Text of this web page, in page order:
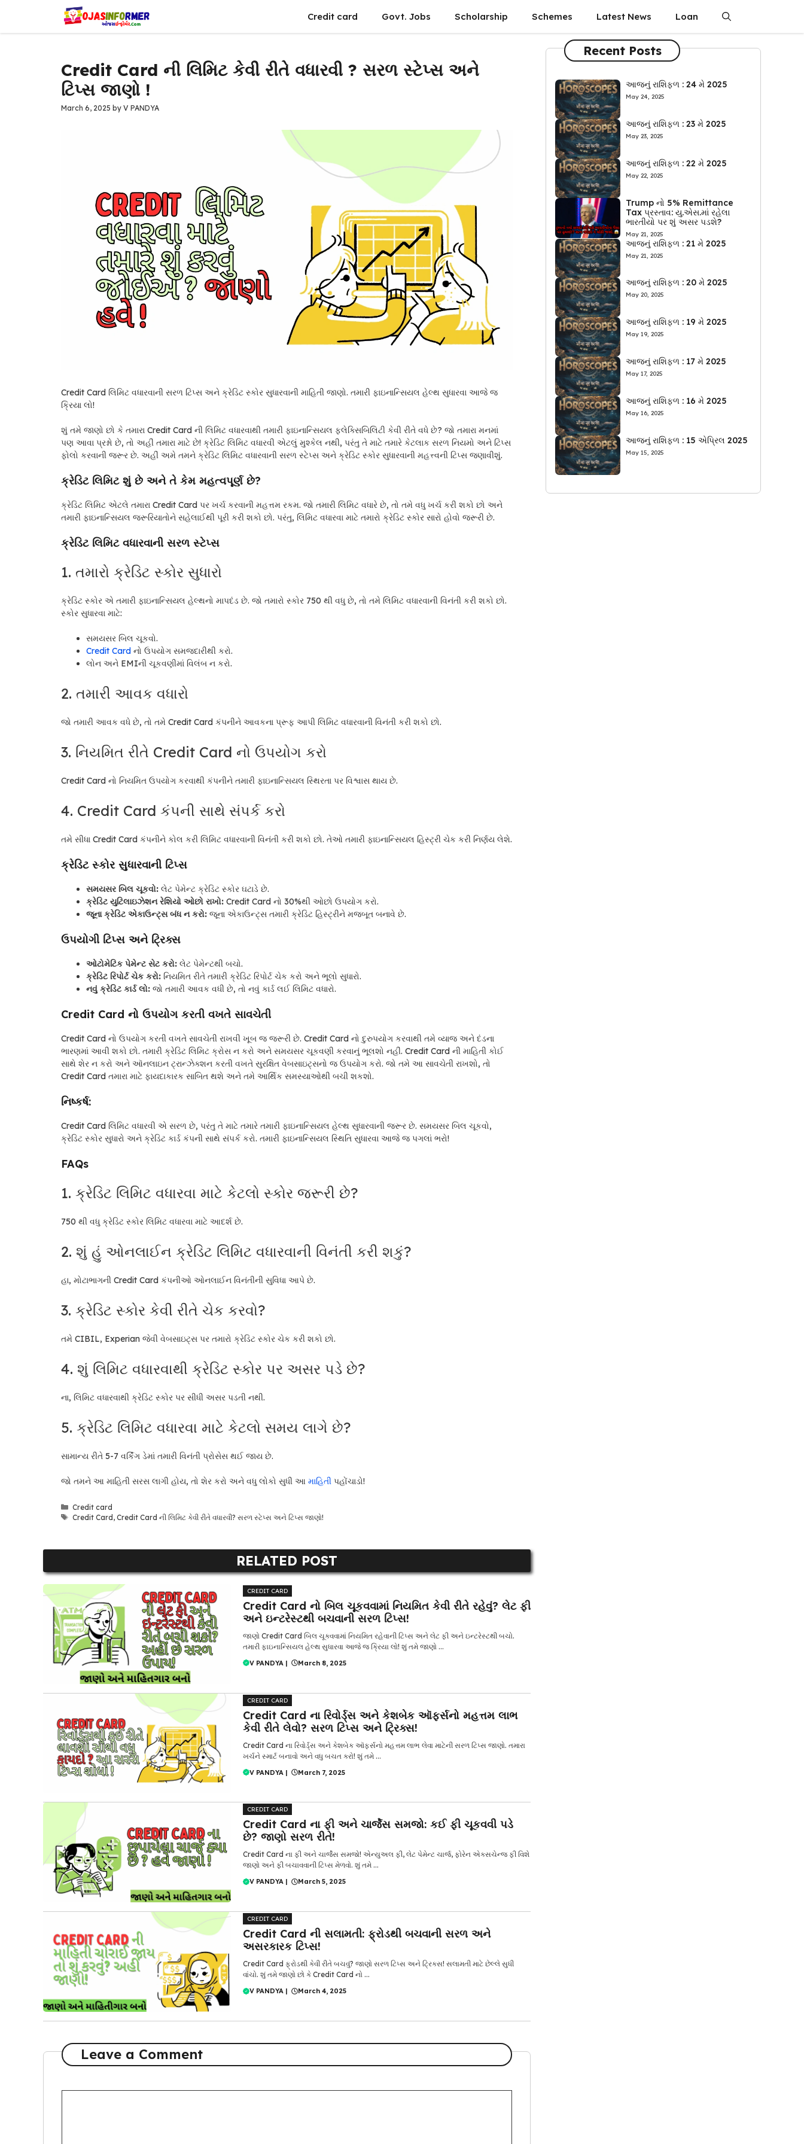
content
Credit card Govt. Jobs Scholarship Schemes Latest News Loan
Credit Card ની લિમિટ કેવી રીતે વધારવી ? સરળ સ્ટેપ્સ અને
ટિપ્સ જાણો !
March 6, 2025 by V PANDYA
Credit Card લિમિટ વધારવાની સરળ ટિપ્સ અને ક્રેડિટ સ્કોર સુધારવાની માહિતી જાણો. તમારી ફાઇનાન્સિયલ હેલ્થ સુધારવા આજે જ
ક્રિયા લો!
શું તમે જાણો છો કે તમારા Credit Card ની લિમિટ વધારવાથી તમારી ફાઇનાન્સિયલ ફ્લેક્સિબિલિટી કેવી રીતે વધે છે? જો તમારા મનમાં
પણ આવા પ્રશ્નો છે, તો અહીં તમારા માટે છે! ક્રેડિટ લિમિટ વધારવી એટલું મુશ્કેલ નથી, પરંતુ તે માટે તમારે કેટલાક સરળ નિયમો અને ટિપ્સ
ફોલો કરવાની જરૂર છે. અહીં અમે તમને ક્રેડિટ લિમિટ વધારવાની સરળ સ્ટેપ્સ અને ક્રેડિટ સ્કોર સુધારવાની મહત્ત્વની ટિપ્સ જણાવીશું.
ક્રેડિટ લિમિટ શું છે અને તે કેમ મહત્વપૂર્ણ છે?
ક્રેડિટ લિમિટ એટલે તમારા Credit Card પર ખર્ચ કરવાની મહત્તમ રકમ. જો તમારી લિમિટ વધારે છે, તો તમે વધુ ખર્ચ કરી શકો છો અને
તમારી ફાઇનાન્સિયલ જરૂરિયાતોને સહેલાઈથી પૂરી કરી શકો છો. પરંતુ, લિમિટ વધારવા માટે તમારો ક્રેડિટ સ્કોર સારો હોવો જરૂરી છે.
ક્રેડિટ લિમિટ વધારવાની સરળ સ્ટેપ્સ
1. તમારો ક્રેડિટ સ્કોર સુધારો
ક્રેડિટ સ્કોર એ તમારી ફાઇનાન્સિયલ હેલ્થનો માપદંડ છે. જો તમારો સ્કોર 750 થી વધુ છે, તો તમે લિમિટ વધારવાની વિનંતી કરી શકો છો.
સ્કોર સુધારવા માટે:
સમયસર બિલ ચૂકવો.
Credit Card નો ઉપયોગ સમજદારીથી કરો.
લોન અને EMIની ચૂકવણીમાં વિલંબ ન કરો.
2. તમારી આવક વધારો
જો તમારી આવક વધે છે, તો તમે Credit Card કંપનીને આવકના પ્રૂફ આપી લિમિટ વધારવાની વિનંતી કરી શકો છો.
3. નિયમિત રીતે Credit Card નો ઉપયોગ કરો
Credit Card નો નિયમિત ઉપયોગ કરવાથી કંપનીને તમારી ફાઇનાન્સિયલ સ્થિરતા પર વિશ્વાસ થાય છે.
4. Credit Card કંપની સાથે સંપર્ક કરો
તમે સીધા Credit Card કંપનીને કોલ કરી લિમિટ વધારવાની વિનંતી કરી શકો છો. તેઓ તમારી ફાઇનાન્સિયલ હિસ્ટ્રી ચેક કરી નિર્ણય લેશે.
ક્રેડિટ સ્કોર સુધારવાની ટિપ્સ
સમયસર બિલ ચૂકવો: લેટ પેમેન્ટ ક્રેડિટ સ્કોર ઘટાડે છે.
ક્રેડિટ યુટિલાઇઝેશન રેશિયો ઓછો રાખો: Credit Card નો 30%થી ઓછો ઉપયોગ કરો.
જૂના ક્રેડિટ એકાઉન્ટ્સ બંધ ન કરો: જૂના એકાઉન્ટ્સ તમારી ક્રેડિટ હિસ્ટ્રીને મજબૂત બનાવે છે.
ઉપયોગી ટિપ્સ અને ટ્રિક્સ
ઓટોમેટિક પેમેન્ટ સેટ કરો: લેટ પેમેન્ટથી બચો.
ક્રેડિટ રિપોર્ટ ચેક કરો: નિયમિત રીતે તમારી ક્રેડિટ રિપોર્ટ ચેક કરો અને ભૂલો સુધારો.
નવું ક્રેડિટ કાર્ડ લો: જો તમારી આવક વધી છે, તો નવું કાર્ડ લઈ લિમિટ વધારો.
Credit Card નો ઉપયોગ કરતી વખતે સાવચેતી
Credit Card નો ઉપયોગ કરતી વખતે સાવચેતી રાખવી ખૂબ જ જરૂરી છે. Credit Card નો દુરુપયોગ કરવાથી તમે વ્યાજ અને દંડના
ભારણમાં આવી શકો છો. તમારી ક્રેડિટ લિમિટ ક્રોસ ન કરો અને સમયસર ચૂકવણી કરવાનું ભૂલશો નહીં. Credit Card ની માહિતી કોઈ
સાથે શેર ન કરો અને ઑનલાઇન ટ્રાન્ઝેક્શન કરતી વખતે સુરક્ષિત વેબસાઇટ્સનો જ ઉપયોગ કરો. જો તમે આ સાવચેતી રાખશો, તો
Credit Card તમારા માટે ફાયદાકારક સાબિત થશે અને તમે આર્થિક સમસ્યાઓથી બચી શકશો.
નિષ્કર્ષ:
Credit Card લિમિટ વધારવી એ સરળ છે, પરંતુ તે માટે તમારે તમારી ફાઇનાન્સિયલ હેલ્થ સુધારવાની જરૂર છે. સમયસર બિલ ચૂકવો,
ક્રેડિટ સ્કોર સુધારો અને ક્રેડિટ કાર્ડ કંપની સાથે સંપર્ક કરો. તમારી ફાઇનાન્સિયલ સ્થિતિ સુધારવા આજે જ પગલાં ભરો!
FAQs
1. ક્રેડિટ લિમિટ વધારવા માટે કેટલો સ્કોર જરૂરી છે?
750 થી વધુ ક્રેડિટ સ્કોર લિમિટ વધારવા માટે આદર્શ છે.
2. શું હું ઓનલાઈન ક્રેડિટ લિમિટ વધારવાની વિનંતી કરી શકું?
હા, મોટાભાગની Credit Card કંપનીઓ ઓનલાઈન વિનંતીની સુવિધા આપે છે.
3. ક્રેડિટ સ્કોર કેવી રીતે ચેક કરવો?
તમે CIBIL, Experian જેવી વેબસાઇટ્સ પર તમારો ક્રેડિટ સ્કોર ચેક કરી શકો છો.
4. શું લિમિટ વધારવાથી ક્રેડિટ સ્કોર પર અસર પડે છે?
ના, લિમિટ વધારવાથી ક્રેડિટ સ્કોર પર સીધી અસર પડતી નથી.
5. ક્રેડિટ લિમિટ વધારવા માટે કેટલો સમય લાગે છે?
સામાન્ય રીતે 5-7 વર્કિંગ ડેમાં તમારી વિનંતી પ્રોસેસ થઈ જાય છે.
જો તમને આ માહિતી સરસ લાગી હોય, તો શેર કરો અને વધુ લોકો સુધી આ માહિતી પહોંચાડો!
Categories
Credit card
Tags
Credit Card ,Credit Card ની લિમિટ કેવી રીતે વધારવી? સરળ સ્ટેપ્સ અને ટિપ્સ જાણો!
RELATED POST
CREDIT CARD
Credit Card નો બિલ ચૂકવવામાં નિયમિત કેવી રીતે રહેવું? લેટ ફી
અને ઇન્ટરેસ્ટથી બચવાની સરળ ટિપ્સ!
જાણો Credit Card બિલ ચૂકવવામાં નિયમિત રહેવાની ટિપ્સ અને લેટ ફી અને ઇન્ટરેસ્ટથી બચો.
તમારી ફાઇનાન્સિયલ હેલ્થ સુધારવા આજે જ ક્રિયા લો! શું તમે જાણો ...
V PANDYA | March 8, 2025
CREDIT CARD
Credit Card ના રિવોર્ડ્સ અને કેશબેક ઑફર્સનો મહત્તમ લાભ
કેવી રીતે લેવો? સરળ ટિપ્સ અને ટ્રિક્સ!
Credit Card ના રિવોર્ડ્સ અને કેશબેક ઑફર્સનો મહત્તમ લાભ લેવા માટેની સરળ ટિપ્સ જાણો. તમારા
ખર્ચને સ્માર્ટ બનાવો અને વધુ બચત કરો! શું તમે ...
V PANDYA | March 7, 2025
CREDIT CARD
Credit Card ના ફી અને ચાર્જેસ સમજો: કઈ ફી ચૂકવવી પડે
છે? જાણો સરળ રીતે!
Credit Card ના ફી અને ચાર્જેસ સમજો! એન્યુઅલ ફી, લેટ પેમેન્ટ ચાર્જ, ફોરેન એક્સચેન્જ ફી વિશે
જાણો અને ફી બચાવવાની ટિપ્સ મેળવો. શું તમે ...
V PANDYA | March 5, 2025
CREDIT CARD
Credit Card ની સલામતી: ફ્રોડથી બચવાની સરળ અને
અસરકારક ટિપ્સ!
Credit Card ફ્રોડથી કેવી રીતે બચવું? જાણો સરળ ટિપ્સ અને ટ્રિક્સ! સલામતી માટે છેલ્લે સુધી
વાંચો. શું તમે જાણો છો કે Credit Card નો ...
V PANDYA | March 4, 2025
Leave a Comment
Recent Posts
આજનું રાશિફળ : 24 મે 2025
May 24, 2025
આજનું રાશિફળ : 23 મે 2025
May 23, 2025
આજનું રાશિફળ : 22 મે 2025
May 22, 2025
Trump નો 5% Remittance
Tax પ્રસ્તાવ: યુ.એસ.માં રહેલા
ભારતીયો પર શું અસર પડશે?
May 21, 2025
આજનું રાશિફળ : 21 મે 2025
May 21, 2025
આજનું રાશિફળ : 20 મે 2025
May 20, 2025
આજનું રાશિફળ : 19 મે 2025
May 19, 2025
આજનું રાશિફળ : 17 મે 2025
May 17, 2025
આજનું રાશિફળ : 16 મે 2025
May 16, 2025
આજનું રાશિફળ : 15 એપ્રિલ 2025
May 15, 2025